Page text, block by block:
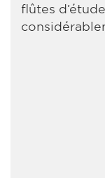
flûtes